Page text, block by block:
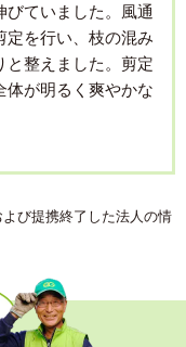
ていました。風通
定を行い、枝の混み
と整えました。剪定
体が明るく爽やかな
び提携終了した法人の情